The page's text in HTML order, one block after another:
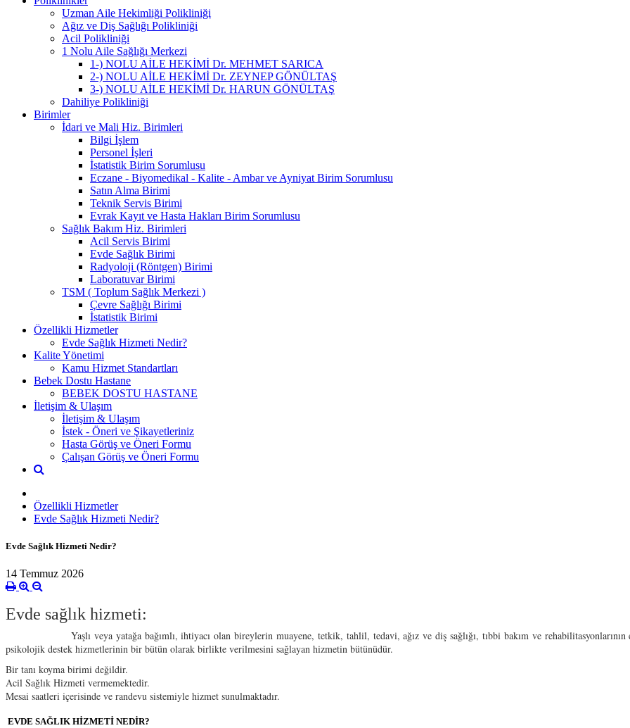
Uzman Aile Hekimliği Polikliniği
Ağız ve Diş Sağlığı Polikliniği
Acil Polikliniği
1 Nolu Aile Sağlığı Merkezi
1-) NOLU AİLE HEKİMİ Dr. MEHMET SARICA
2-) NOLU AİLE HEKİMİ Dr. ZEYNEP GÖNÜLTAŞ
3-) NOLU AİLE HEKİMİ Dr. HARUN GÖNÜLTAŞ
Dahiliye Polikliniği
Birimler
İdari ve Mali Hiz. Birimleri
Bilgi İşlem
Personel İşleri
İstatistik Birim Sorumlusu
Eczane - Biyomedikal - Kalite - Ambar ve Ayniyat Birim Sorumlusu
Satın Alma Birimi
Teknik Servis Birimi
Evrak Kayıt ve Hasta Hakları Birim Sorumlusu
Sağlık Bakım Hiz. Birimleri
Acil Servis Birimi
Evde Sağlık Birimi
Radyoloji (Röntgen) Birimi
Laboratuvar Birimi
TSM ( Toplum Sağlık Merkezi )
Çevre Sağlığı Birimi
İstatistik Birimi
Özellikli Hizmetler
Evde Sağlık Hizmeti Nedir?
Kalite Yönetimi
Kamu Hizmet Standartları
Bebek Dostu Hastane
BEBEK DOSTU HASTANE
İletişim & Ulaşım
İletişim & Ulaşım
İstek - Öneri ve Şikayetleriniz
Hasta Görüş ve Öneri Formu
Çalışan Görüş ve Öneri Formu
Özellikli Hizmetler
Evde Sağlık Hizmeti Nedir?
Evde Sağlık Hizmeti Nedir?
14 Temmuz 2026
Evde sağlık hizmeti:
Yaşlı veya yatağa bağımlı, ihtiyacı olan bireylerin muayene, tetkik, tahlil, tedavi, ağız ve diş sağlığı, tıbbi bakım ve rehabilitasyonlarının
psikolojik destek hizmetlerinin bir bütün olarak birlikte verilmesini sağlayan hizmetin bütünüdür.
Bir tanı koyma birimi değildir.
Acil Sağlık Hizmeti vermemektedir.
Mesai saatleri içerisinde ve randevu sistemiyle hizmet sunulmaktadır.
EVDE SAĞLIK HİZMETİ NEDİR?